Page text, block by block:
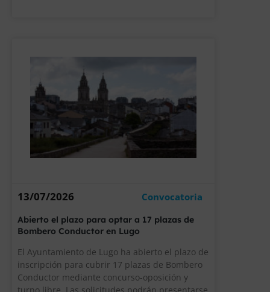
Convocatoria
Abierto el plazo para optar a 17 plazas de
Bombero Conductor en Lugo
El Ayuntamiento de Lugo ha abierto el plazo de
inscripción para cubrir 17 plazas de Bombero
Conductor mediante concurso-oposición y
13/07/2026